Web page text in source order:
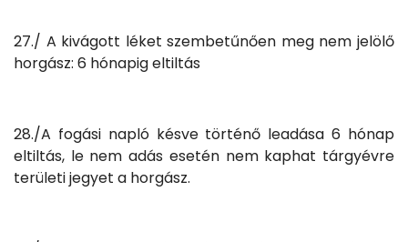
27./ A kivágott léket szembetűnően meg nem jelölő
horgász: 6 hónapig eltiltás
28./A fogási napló késve történő leadása 6 hónap
eltiltás, le nem adás esetén nem kaphat tárgyévre
területi jegyet a horgász.